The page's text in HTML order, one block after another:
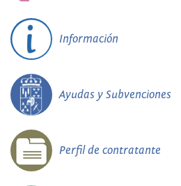
Información
Ayudas y Subvenciones
Perfil de contratante